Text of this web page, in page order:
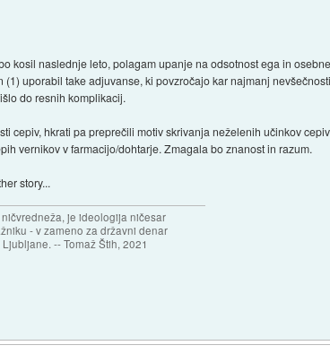
kosil naslednje leto, polagam upanje na odsotnost ega in
uporabil take adjuvanse, ki povzročajo kar najmanj
do resnih komplikacij.
cepiv, hkrati pa preprečili motiv skrivanja neželenih učinkov
vernikov v farmacijo/dohtarje. Zmagala bo znanost in razum.
story...
je ideologija ničesar
- v zameno za državni denar
-- Tomaž Štih, 2021